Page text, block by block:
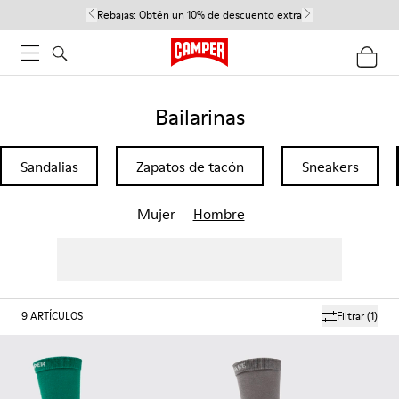
Rebajas: Obtén un 10% de descuento extra
Bailarinas
Sandalias Zapatos de tacón Sneakers
Mujer Hombre
Filtrar(1)
9ARTÍCULOS